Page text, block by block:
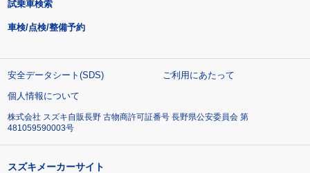
試乗車検索
車検/点検/整備予約
安全データシート(SDS)
ご利用にあたって
個人情報について
株式会社 スズキ自販長野 古物商許可証番号 長野県公安委員会 第
481059590003号
スズキメーカーサイト